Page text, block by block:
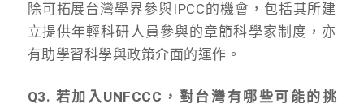
除可拓展台灣學界參與IPCC的機會， 包括其所建
立提供年輕科研人員參與的章節科學家制度， 亦
有助學習科學與政策介面的運作。
Q3. 若加入UNFCCC，對台灣有哪些可能的挑